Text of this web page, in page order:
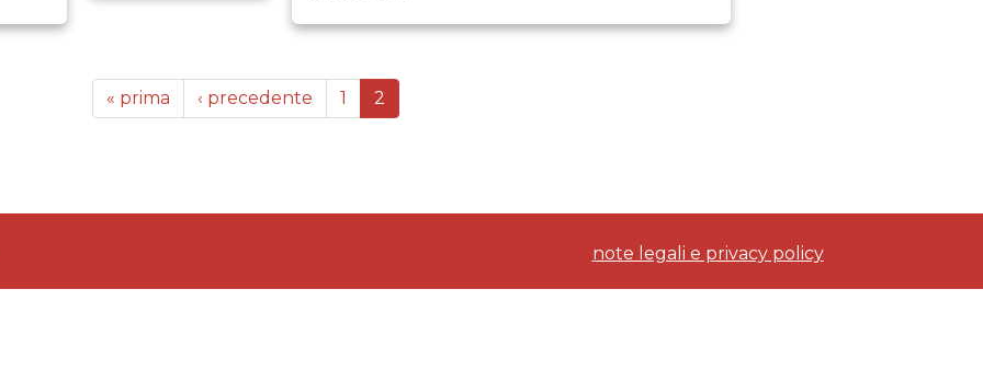
« prima ‹ precedente 1 2
note legali e privacy policy